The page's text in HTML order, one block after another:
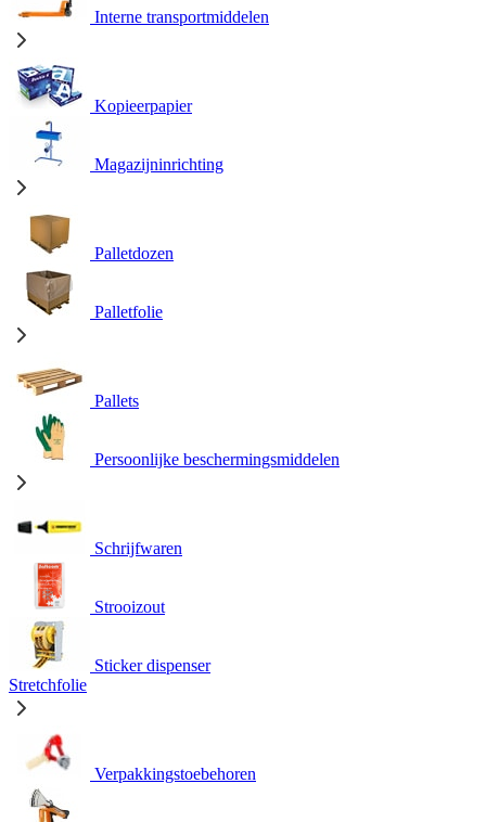
Interne transportmiddelen
Kopieerpapier
Magazijninrichting
Palletdozen
Palletfolie
Pallets
Persoonlijke beschermingsmiddelen
Schrijfwaren
Strooizout
Sticker dispenser
Stretchfolie
Verpakkingstoebehoren